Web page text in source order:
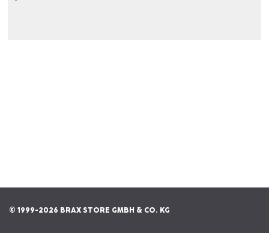
© 1999-2026 BRAX STORE GMBH & CO. KG